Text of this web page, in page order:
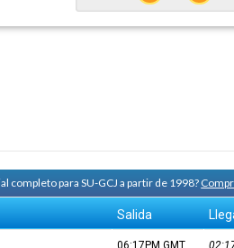
completo para SU-GCJ a partir de 1998?
Salida
06:17PMGMT